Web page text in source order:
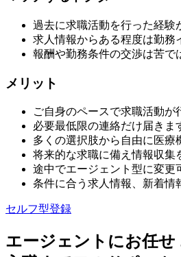
過去に求職活動を行った経験
求人情報からある程度は勤務
報酬や勤務条件の交渉は苦で
メリット
ご自身のペースで求職活動が
必要最低限の連絡だけ届きま
多くの選択肢から自由に医療
将来的な求職に備え情報収集
途中でエージェント型に変更
条件に合う求人情報、新着情
セルフ型登録
エージェントにお任せ